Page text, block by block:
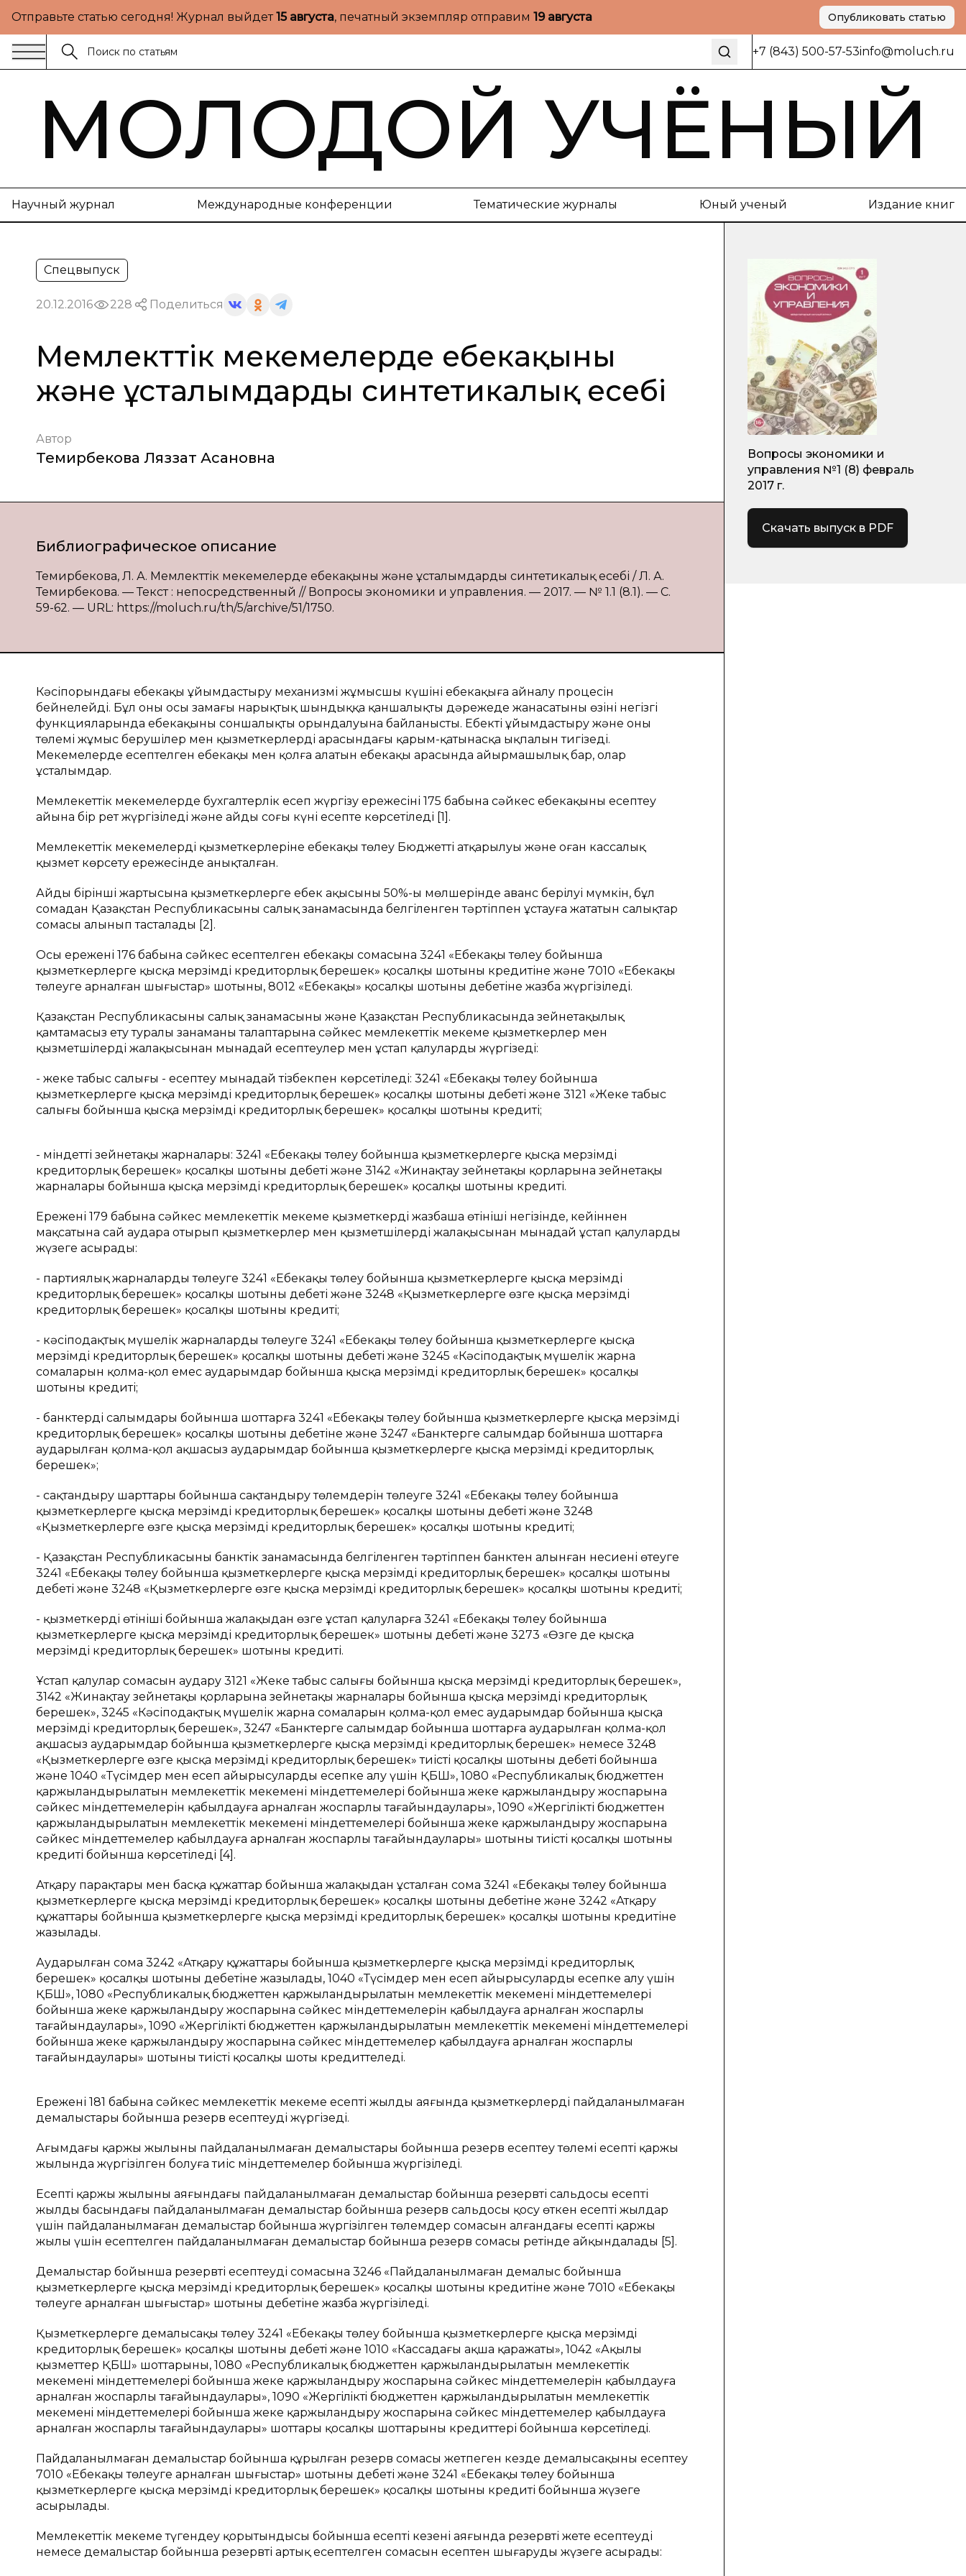
Отправьте статью сегодня! Журнал выйдет15 августа, печатный экземпляр отправим 19 августа Опубликовать статью
+7 (843) 500-57-53info@moluch.ru
МОЛОДОЙ УЧЁНЫЙ
Научный журнал Международные конференции Тематические журналы Юный ученый Издание книг
Спецвыпуск
20.12.2016 228 Поделиться
Мемлекттік мекемелерде еңбекақының
және ұсталымдардың синтетикалық есебі
Автор
Темирбекова Ляззат Асановна
Библиографическое описание
Темирбекова, Л. А. Мемлекттік мекемелерде еңбекақының және ұсталымдардың синтетикалық есебі / Л. А.
Темирбекова. — Текст : непосредственный // Вопросы экономики и управления. — 2017. — № 1.1 (8.1). — С.
59-62. — URL: https://moluch.ru/th/5/archive/51/1750.
Кәсіпорындағы еңбекақы ұйымдастыру механизмі жұмысшы күшінің еңбекақыға айналу процесін
бейнелейді. Бұл оның осы замаңғы нарықтық шындыққа қаншалықты дәрежеде жанасатыны өзінің негізгі
функцияларында еңбекақының соншалықты орындалуына байланысты. Еңбекті ұйымдастыру және оның
төлемі жұмыс берушілер мен қызметкерлердің арасындағы қарым-қатынасқа ықпалын тигізеді.
Мекемелерде есептелген еңбекақы мен қолға алатын еңбекақы арасында айырмашылық бар, олар
ұсталымдар.
Мемлекеттік мекемелерде бухгалтерлік есеп жүргізу ережесінің 175 бабына сәйкес еңбекақыны есептеу
айына бір рет жүргізіледі және айдың соңғы күні есепте көрсетіледі [1].
Мемлекеттік мекемелердің қызметкерлеріне еңбекақы төлеу Бюджеттің атқарылуы және оған кассалық
қызмет көрсету ережесінде анықталған.
Айдың бірінші жартысына қызметкерлерге еңбек ақысының 50%-ы мөлшерінде аванс берілуі мүмкін, бұл
сомадан Қазақстан Республикасының салық заңнамасында белгіленген тәртіппен ұстауға жататын салықтар
сомасы алынып тасталады [2].
Осы ереженің 176 бабына сәйкес есептелген еңбекақы сомасына 3241 «Еңбекақы төлеу бойынша
қызметкерлерге қысқа мерзімді кредиторлық берешек» қосалқы шотының кредитіне және 7010 «Еңбекақы
төлеуге арналған шығыстар» шотының, 8012 «Еңбекақы» қосалқы шотының дебетіне жазба жүргізіледі.
Қазақстан Республикасының салық заңнамасының және Қазақстан Республикасында зейнетақылық
қамтамасыз ету туралы заңнаманың талаптарына сәйкес мемлекеттік мекеме қызметкерлер мен
қызметшілердің жалақысынан мынадай есептеулер мен ұстап қалуларды жүргізеді:
- жеке табыс салығы - есептеу мынадай тізбекпен көрсетіледі: 3241 «Еңбекақы төлеу бойынша
қызметкерлерге қысқа мерзімді кредиторлық берешек» қосалқы шотының дебеті және 3121 «Жеке табыс
салығы бойынша қысқа мерзімді кредиторлық берешек» қосалқы шотының кредиті;
- міндетті зейнетақы жарналары: 3241 «Еңбекақы төлеу бойынша қызметкерлерге қысқа мерзімді
кредиторлық берешек» қосалқы шотының дебеті және 3142 «Жинақтау зейнетақы қорларына зейнетақы
жарналары бойынша қысқа мерзімді кредиторлық берешек» қосалқы шотының кредиті.
Ереженің 179 бабына сәйкес мемлекеттік мекеме қызметкердің жазбаша өтініші негізінде, кейіннен
мақсатына сай аудара отырып қызметкерлер мен қызметшілердің жалақысынан мынадай ұстап қалуларды
жүзеге асырады:
- партиялық жарналарды төлеуге 3241 «Еңбекақы төлеу бойынша қызметкерлерге қысқа мерзімді
кредиторлық берешек» қосалқы шотының дебеті және 3248 «Қызметкерлерге өзге қысқа мерзімді
кредиторлық берешек» қосалқы шотының кредиті;
- кәсіподақтық мүшелік жарналарды төлеуге 3241 «Еңбекақы төлеу бойынша қызметкерлерге қысқа
мерзімді кредиторлық берешек» қосалқы шотының дебеті және 3245 «Кәсіподақтық мүшелік жарна
сомаларын қолма-қол емес аударымдар бойынша қысқа мерзімді кредиторлық берешек» қосалқы
шотының кредиті;
- банктердің салымдары бойынша шоттарға 3241 «Еңбекақы төлеу бойынша қызметкерлерге қысқа мерзімді
кредиторлық берешек» қосалқы шотының дебетіне және 3247 «Банктерге салымдар бойынша шоттарға
аударылған қолма-қол ақшасыз аударымдар бойынша қызметкерлерге қысқа мерзімді кредиторлық
берешек»;
- сақтандыру шарттары бойынша сақтандыру төлемдерін төлеуге 3241 «Еңбекақы төлеу бойынша
қызметкерлерге қысқа мерзімді кредиторлық берешек» қосалқы шотының дебеті және 3248
«Қызметкерлерге өзге қысқа мерзімді кредиторлық берешек» қосалқы шотының кредиті;
- Қазақстан Республикасының банктік заңнамасында белгіленген тәртіппен банктен алынған несиені өтеуге
3241 «Еңбекақы төлеу бойынша қызметкерлерге қысқа мерзімді кредиторлық берешек» қосалқы шотының
дебеті және 3248 «Қызметкерлерге өзге қысқа мерзімді кредиторлық берешек» қосалқы шотының кредиті;
- қызметкердің өтініші бойынша жалақыдан өзге ұстап қалуларға 3241 «Еңбекақы төлеу бойынша
қызметкерлерге қысқа мерзімді кредиторлық берешек» шотының дебеті және 3273 «Өзге де қысқа
мерзімді кредиторлық берешек» шотының кредиті.
Ұстап қалулар сомасын аудару 3121 «Жеке табыс салығы бойынша қысқа мерзімді кредиторлық берешек»,
3142 «Жинақтау зейнетақы қорларына зейнетақы жарналары бойынша қысқа мерзімді кредиторлық
берешек», 3245 «Кәсіподақтық мүшелік жарна сомаларын қолма-қол емес аударымдар бойынша қысқа
мерзімді кредиторлық берешек», 3247 «Банктерге салымдар бойынша шоттарға аударылған қолма-қол
ақшасыз аударымдар бойынша қызметкерлерге қысқа мерзімді кредиторлық берешек» немесе 3248
«Қызметкерлерге өзге қысқа мерзімді кредиторлық берешек» тиісті қосалқы шотының дебеті бойынша
және 1040 «Түсімдер мен есеп айырысуларды есепке алу үшін ҚБШ», 1080 «Республикалық бюджеттен
қаржыландырылатын мемлекеттік мекеменің міндеттемелері бойынша жеке қаржыландыру жоспарына
сәйкес міндеттемелерін қабылдауға арналған жоспарлы тағайындаулары», 1090 «Жергілікті бюджеттен
қаржыландырылатын мемлекеттік мекеменің міндеттемелері бойынша жеке қаржыландыру жоспарына
сәйкес міндеттемелер қабылдауға арналған жоспарлы тағайындаулары» шотының тиісті қосалқы шотының
кредиті бойынша көрсетіледі [4].
Атқару парақтары мен басқа құжаттар бойынша жалақыдан ұсталған сома 3241 «Еңбекақы төлеу бойынша
қызметкерлерге қысқа мерзімді кредиторлық берешек» қосалқы шотының дебетіне және 3242 «Атқару
құжаттары бойынша қызметкерлерге қысқа мерзімді кредиторлық берешек» қосалқы шотының кредитіне
жазылады.
Аударылған сома 3242 «Атқару құжаттары бойынша қызметкерлерге қысқа мерзімді кредиторлық
берешек» қосалқы шотының дебетіне жазылады, 1040 «Түсімдер мен есеп айырысуларды есепке алу үшін
ҚБШ», 1080 «Республикалық бюджеттен қаржыландырылатын мемлекеттік мекеменің міндеттемелері
бойынша жеке қаржыландыру жоспарына сәйкес міндеттемелерін қабылдауға арналған жоспарлы
тағайындаулары», 1090 «Жергілікті бюджеттен қаржыландырылатын мемлекеттік мекеменің міндеттемелері
бойынша жеке қаржыландыру жоспарына сәйкес міндеттемелер қабылдауға арналған жоспарлы
тағайындаулары» шотының тиісті қосалқы шоты кредиттеледі.
Ереженің 181 бабына сәйкес мемлекеттік мекеме есепті жылдың аяғында қызметкерлердің пайдаланылмаған
демалыстары бойынша резерв есептеуді жүргізеді.
Ағымдағы қаржы жылының пайдаланылмаған демалыстары бойынша резерв есептеу төлемі есепті қаржы
жылында жүргізілген болуға тиіс міндеттемелер бойынша жүргізіледі.
Есепті қаржы жылының аяғындағы пайдаланылмаған демалыстар бойынша резервтің сальдосы есепті
жылдың басындағы пайдаланылмаған демалыстар бойынша резерв сальдосы қосу өткен есепті жылдар
үшін пайдаланылмаған демалыстар бойынша жүргізілген төлемдер сомасын алғандағы есепті қаржы
жылы үшін есептелген пайдаланылмаған демалыстар бойынша резерв сомасы ретінде айқындалады [5].
Демалыстар бойынша резервті есептеудің сомасына 3246 «Пайдаланылмаған демалыс бойынша
қызметкерлерге қысқа мерзімді кредиторлық берешек» қосалқы шотының кредитіне және 7010 «Еңбекақы
төлеуге арналған шығыстар» шотының дебетіне жазба жүргізіледі.
Қызметкерлерге демалысақы төлеу 3241 «Еңбекақы төлеу бойынша қызметкерлерге қысқа мерзiмдi
кредиторлық берешек» қосалқы шотының дебетi және 1010 «Кассадағы ақша қаражаты», 1042 «Ақылы
қызметтер ҚБШ» шоттарының, 1080 «Республикалық бюджеттен қаржыландырылатын мемлекеттiк
мекеменiң мiндеттемелерi бойынша жеке қаржыландыру жоспарына сәйкес мiндеттемелерiн қабылдауға
арналған жоспарлы тағайындаулары», 1090 «Жергiлiктi бюджеттен қаржыландырылатын мемлекеттiк
мекеменiң мiндеттемелерi бойынша жеке қаржыландыру жоспарына сәйкес мiндеттемелер қабылдауға
арналған жоспарлы тағайындаулары» шоттары қосалқы шоттарының кредиттері бойынша көрсетiледi.
Пайдаланылмаған демалыстар бойынша құрылған резерв сомасы жетпеген кезде демалысақыны есептеу
7010 «Еңбекақы төлеуге арналған шығыстар» шотының дебеті және 3241 «Еңбекақы төлеу бойынша
қызметкерлерге қысқа мерзімді кредиторлық берешек» қосалқы шотының кредиті бойынша жүзеге
асырылады.
Мемлекеттік мекеме түгендеу қорытындысы бойынша есепті кезеңнің аяғында резервті жете есептеуді
немесе демалыстар бойынша резервтің артық есептелген сомасын есептен шығаруды жүзеге асырады:
Вопросы экономики и
управления №1 (8) февраль
2017 г.
Скачать выпуск в PDF